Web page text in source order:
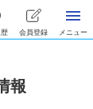
歴 会員登録 メニュー
報